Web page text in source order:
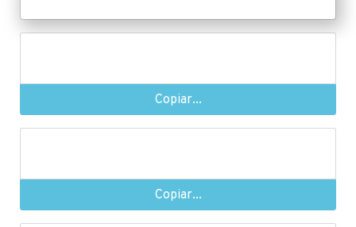
Copiar...
Copiar...